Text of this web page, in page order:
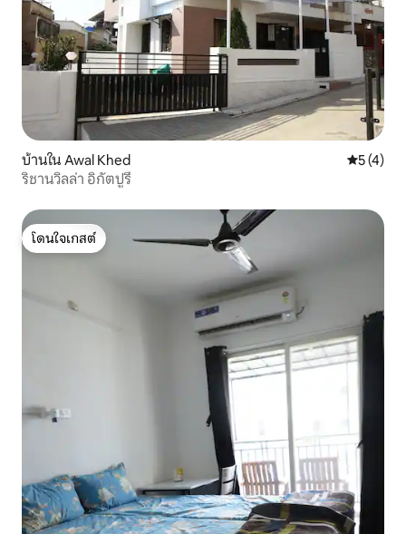
บ้านใน Awal Khed คะแนนเฉ
5 (4)
ริชานวิลล่า อิกัตปูรี
โดนใจเกสต์
โดนใจเกสต์